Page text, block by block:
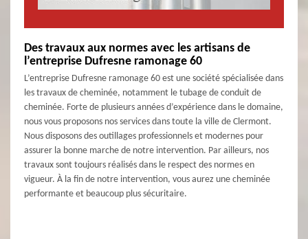
Des travaux aux normes avec les artisans de
l’entreprise Dufresne ramonage 60
L’entreprise Dufresne ramonage 60 est une société spécialisée dans
les travaux de cheminée, notamment le tubage de conduit de
cheminée. Forte de plusieurs années d’expérience dans le domaine,
nous vous proposons nos services dans toute la ville de Clermont.
Nous disposons des outillages professionnels et modernes pour
assurer la bonne marche de notre intervention. Par ailleurs, nos
travaux sont toujours réalisés dans le respect des normes en
vigueur. À la fin de notre intervention, vous aurez une cheminée
performante et beaucoup plus sécuritaire.